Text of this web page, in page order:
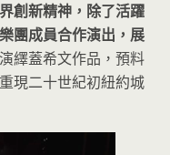
創新精神，除了活躍
團成員合作演出，展
繹蓋希文作品，預料
現二十世紀初紐約城